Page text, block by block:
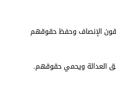
الإنصاف وحفظ حقوقهم
العدالة ويحمي حقوقهم.